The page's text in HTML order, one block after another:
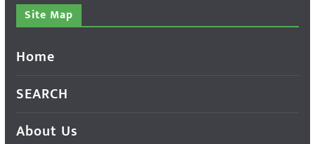
Site Map
Home
SEARCH
About Us